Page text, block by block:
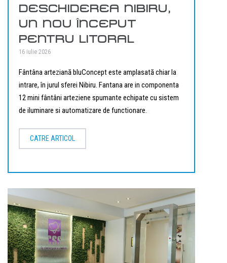
DESCHIDEREA NIBIRU,
UN NOU ÎNCEPUT
PENTRU LITORAL
16 iulie 2026
Fântâna arteziană bluConcept este amplasată chiar la
intrare, în jurul sferei Nibiru. Fantana are in componenta
12 mini fântâni arteziene spumante echipate cu sistem
de iluminare si automatizare de functionare.
CATRE ARTICOL